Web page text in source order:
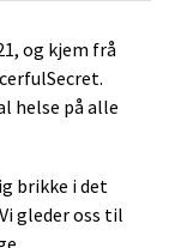
og kjem frå
helse på alle
brikke i det
gleder oss til